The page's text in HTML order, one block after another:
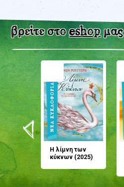
βρείτε στοeshopμας
Η λίμνη των
κύκνων (2025)